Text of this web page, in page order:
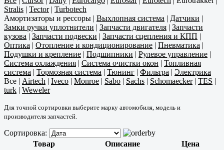
Stralis | Tector| Turbotech
Амортизаторы и рессоры | Выхлопная система | Датчики |
Замки ручки уплотнители | Запчасти двигателя | Запчасти
кузова | Запчасти подвески | Запчасти сцепления и КПП |
Оптика | Отопление и кондиционирование | Пневматика |
Подушки и крепление | Подшипники | Рулевое управление |
Система охлаждения | Система очистки окон | Топливная
система | Тормозная система | Тюнинг | Фильтра | Электрика
Все | Airtech | Iveco | Monroe | Sabo | Sachs | Schomaecker| TES |
turk | Weweler
Для точной сортировки выберите марку автомобиля, модель и
производителя запчастей.
Сортировка:
Товар
Описание
Цена